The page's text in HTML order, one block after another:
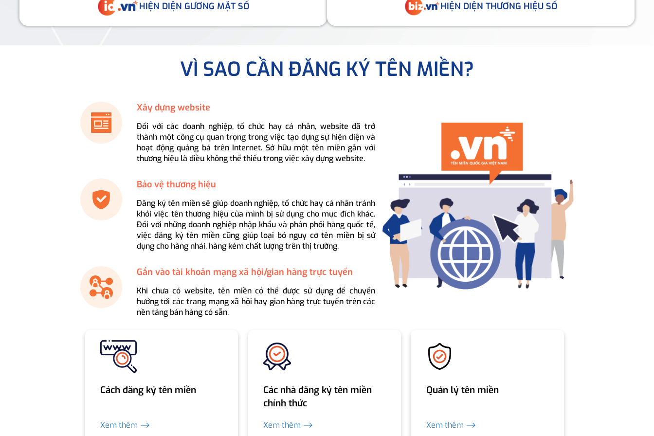
HIỆN DIỆN GƯƠNG MẶT SỐ HIỆN DIỆN THƯƠNG HIỆU SỐ
VÌ SAO CẦN ĐĂNG KÝ TÊN MIỀN?
Xây dựng website
Đối với các doanh nghiệp, tổ chức hay cá nhân, website đã trở
thành một công cụ quan trọng trong việc tạo dựng sự hiện diện và
hoạt động quảng bá trên Internet. Sở hữu một tên miền gắn với
thương hiệu là điều không thể thiếu trong việc xây dựng website.
Bảo vệ thương hiệu
Đăng ký tên miền sẽ giúp doanh nghiệp, tổ chức hay cá nhân tránh
khỏi việc tên thương hiệu của mình bị sử dụng cho mục đích khác.
Đối với những doanh nghiệp nhập khẩu và phân phối hàng quốc tế,
việc đăng ký tên miền cũng giúp loại bỏ nguy cơ tên miền bị sử
dụng cho hàng nhái, hàng kém chất lượng trên thị trường.
Gắn vào tài khoản mạng xã hội/gian hàng trực tuyến
Khi chưa có website, tên miền có thể được sử dụng để chuyển
hướng tới các trang mạng xã hội hay gian hàng trực tuyến trên các
nền tảng bán hàng có sẵn.
Cách đăng ký tên miền
Xem thêm ⟶
Các nhà đăng ký tên miền
chính thức
Xem thêm ⟶
Quản lý tên miền
Xem thêm ⟶